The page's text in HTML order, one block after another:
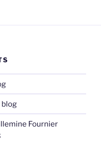
blog
Fournier